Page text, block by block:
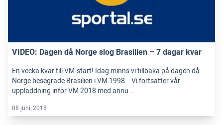
VIDEO: Dagen då Norge slog Brasilien – 7 dagar kvar
En vecka kvar till VM-start! Idag minns vi tillbaka på dagen då
Norge besegrade Brasilien i VM 1998. Vi fortsätter vår
uppladdning inför VM 2018 med ännu …
08 juni, 2018